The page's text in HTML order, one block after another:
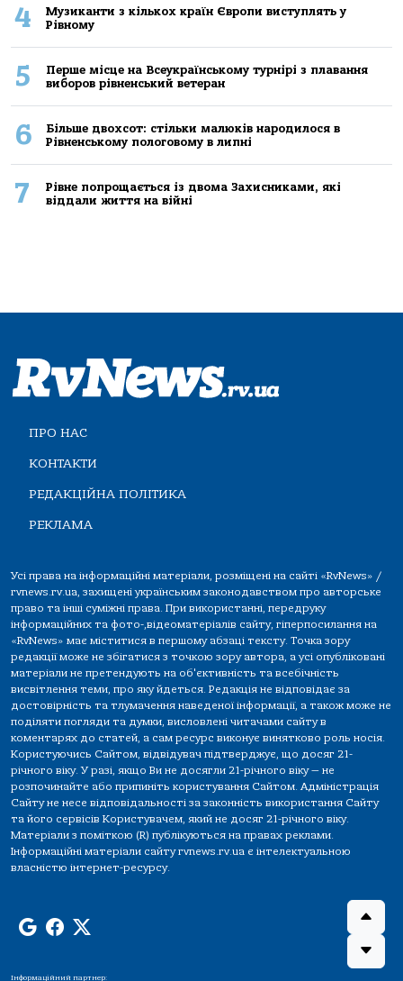
4
Музиканти з кількох країн Європи виступлять у
Рівному
5
Перше місце на Всеукраїнському турнірі з плавання
виборов рівненський ветеран
6
Більше двохсот: стільки малюків народилося в
Рівненському пологовому в липні
7
Рівне попрощається із двома Захисниками, які
віддали життя на війні
ПРО НАС
КОНТАКТИ
РЕДАКЦІЙНА ПОЛІТИКА
РЕКЛАМА
Усі права на інформаційні матеріали, розміщені на сайті «RvNews» /
rvnews.rv.ua, захищені українським законодавством про авторське
право та інші суміжні права. При використанні, передруку
інформаційних та фото-,відеоматеріалів сайту, гіперпосилання на
«RvNews» має міститися в першому абзаці тексту. Точка зору
редакції може не збігатися з точкою зору автора, а усі опубліковані
матеріали не претендують на об'єктивність та всебічність
висвітлення теми, про яку йдеться. Редакція не відповідає за
достовірність та тлумачення наведеної інформації, а також може не
поділяти погляди та думки, висловлені читачами сайту в
коментарях до статей, а сам ресурс виконує винятково роль носія.
Користуючись Сайтом, відвідувач підтверджує, що досяг 21-
річного віку. У разі, якщо Ви не досягли 21-річного віку — не
розпочинайте або припиніть користування Сайтом. Адміністрація
Сайту не несе відповідальності за законність використання Сайту
та його сервісів Користувачем, який не досяг 21-річного віку.
Матеріали з поміткою (R) публікуються на правах реклами.
Інформаційні матеріали сайту rvnews.rv.ua є інтелектуальною
власністю інтернет-ресурсу.
Інформаційний партнер: